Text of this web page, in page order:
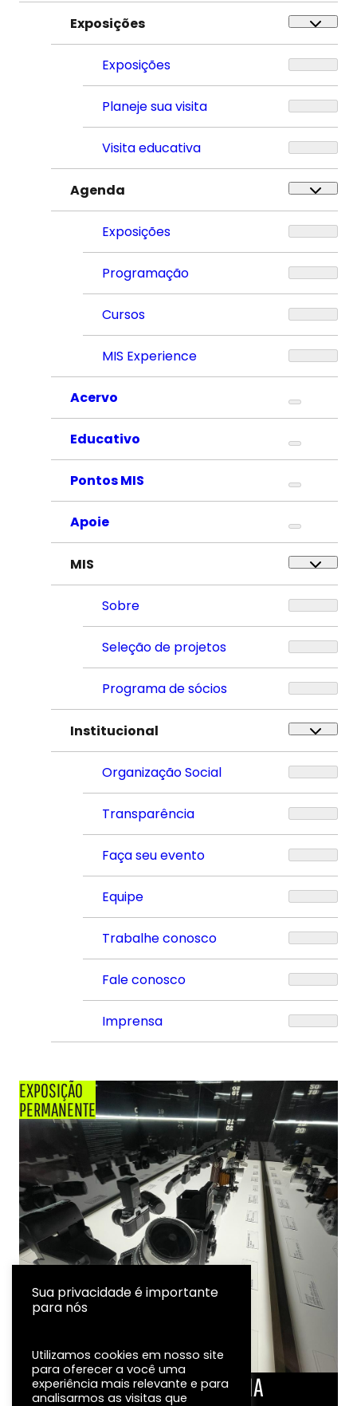
Exposições
Exposições
Planeje sua visita
Visita educativa
Agenda
Exposições
Programação
Cursos
MIS Experience
Acervo
Educativo
Pontos MIS
Apoie
MIS
Sobre
Seleção de projetos
Programa de sócios
Institucional
Organização Social
Transparência
Faça seu evento
Equipe
Trabalhe conosco
Fale conosco
Imprensa
EXPOSIÇÃO
PERMANENTE
LINHA DO TEMPO DA FOTOGRAFIA
Sua privacidade é importante
para nós
Utilizamos cookies em nosso site
para oferecer a você uma
experiência mais relevante e para
analisarmos as visitas que